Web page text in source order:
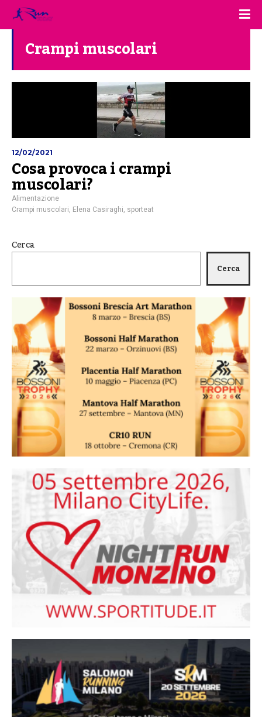
Crampi muscolari
12/02/2021
Cosa provoca i crampi
muscolari?
Alimentazione
Crampi muscolari Elena Casiraghi sporteat
Cerca
Cerca